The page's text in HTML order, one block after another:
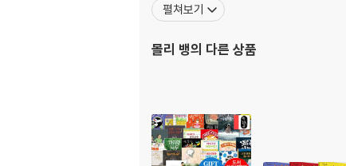
펼쳐보기
몰리 뱅의 다른 상품